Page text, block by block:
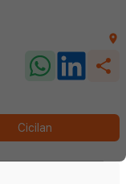
Cicilan